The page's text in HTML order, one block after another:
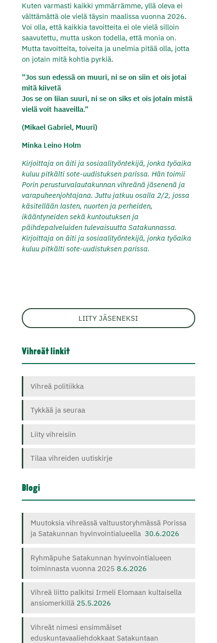
Kuten varmasti kaikki ymmärrämme, yllä oleva ei
välttämättä ole vielä täysin maalissa vuonna 2026.
Voi olla, että kaikkia tavoitteita ei ole vielä silloin
saavutettu, mutta uskon todella, että monia on.
Mutta tavoitteita, toiveita ja unelmia pitää olla, jotta
on jotain mitä kohtia pyrkiä.
”Jos sun edessä on muuri, ni se on siin et ois jotai
mitä kiivetä
Jos se on liian suuri, ni se on siks et ois jotain mistä
vielä voit haaveilla.”
(Mikael Gabriel, Muuri)
Minka Leino Holm
Kirjoittaja on äiti ja sosiaalityöntekijä, jonka työaika
kuluu pitkälti sote-uudistuksen parissa. Hän toimii
Porin perusturvalautakunnan vihreänä jäsenenä ja
varapuheenjohtajana. Juttu jatkuu osalla 2/2, jossa
käsitellään lasten, nuorten ja perheiden,
ikääntyneiden sekä kuntoutuksen ja
päihdepalveluiden tulevaisuutta Satakunnassa.
Kirjoittaja on äiti ja sosiaalityöntekijä, jonka työaika
kuluu pitkälti sote-uudistuksen parissa.
LIITY JÄSENEKSI
Vihreät linkit
Vihreä politiikka
Tykkää ja seuraa
Liity vihreisiin
Tilaa vihreiden uutiskirje
Blogi
Muutoksia vihreässä valtuustoryhmässä Porissa
ja Satakunnan hyvinvointialueella 30.6.2026
Ryhmäpuhe Satakunnan hyvinvointialueen
toiminnasta vuonna 2025 8.6.2026
Vihreä liitto palkitsi Irmeli Elomaan kultaisella
ansiomerkillä 25.5.2026
Vihreät nimesi ensimmäiset
eduskuntavaaliehdokkaat Satakuntaan